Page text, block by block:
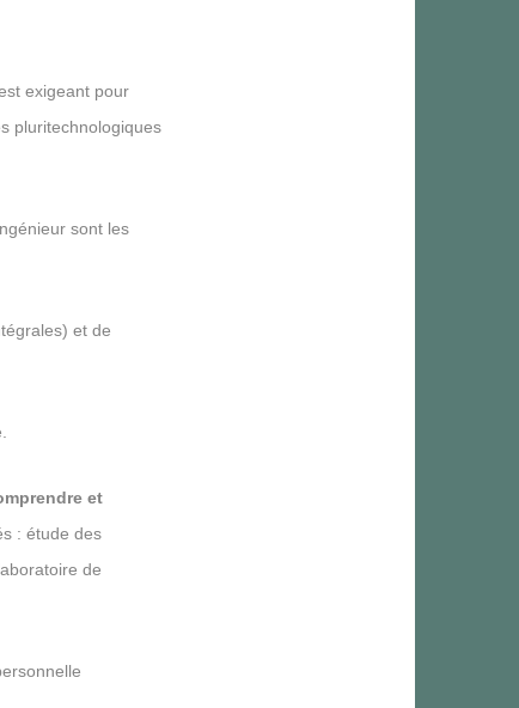
exigeant pour
pluritechnologiques
sont les
et de
et
: étude des
de